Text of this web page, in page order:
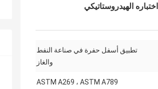
تطبيق أسفل حفرة في صناعة النفط
والغاز
ASTM A269 ، ASTM A789